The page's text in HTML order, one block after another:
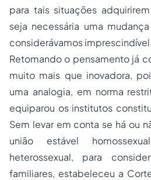
para tais situações
seja necessária uma
considerávamos imprescindível.
Retomando o pensamento já
muito mais que inovadora,
uma analogia, em norma
equiparou os institutos
Sem levar em conta se há ou
união estável
heterossexual, para
familiares, estabeleceu a